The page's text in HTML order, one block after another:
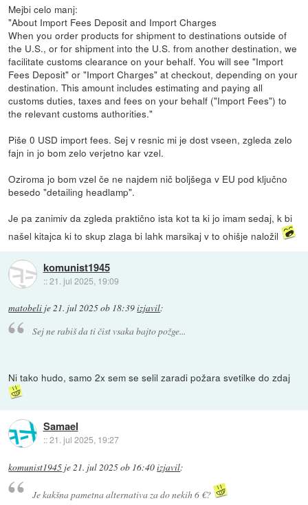
Mejbi celo manj:
"About Import Fees Deposit and Import Charges
When you order products for shipment to destinations outside of
the U.S., or for shipment into the U.S. from another destination, we
facilitate customs clearance on your behalf. You will see "Import
Fees Deposit" or "Import Charges" at checkout, depending on your
destination. This amount includes estimating and paying all
customs duties, taxes and fees on your behalf ("Import Fees") to
the relevant customs authorities."
Piše 0 USD import fees. Sej v resnic mi je dost vseen, zgleda zelo
fajn in jo bom zelo verjetno kar vzel.
Oziroma jo bom vzel če ne najdem nič boljšega v EU pod ključno
besedo "detailing headlamp".
Je pa zanimiv da zgleda praktično ista kot ta ki jo imam sedaj, k bi
našel kitajca ki to skup zlaga bi lahk marsikaj v to ohišje naložil
komunist1945
::21. jul 2025, 19:09
matobeli je21. jul 2025 ob 18:39izjavil:
Sej ne rabiš da ti čist vsaka bajto požge...
Ni tako hudo, samo 2x sem se selil zaradi požara svetilke do zdaj
Samael
::21. jul 2025, 19:27
komunist1945 je21. jul 2025 ob 16:40izjavil:
Je kakšna pametna alternativa za do nekih 6 €?